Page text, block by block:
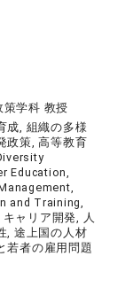
策学科 教授
成, 組織の多様
政策, 高等教育
Education,
and Training,
ャリア開発, 人
, 途上国の人材
若者の雇用問題